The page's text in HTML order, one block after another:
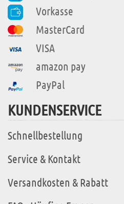
Vorkasse
MasterCard
VISA
amazon pay
PayPal
KUNDENSERVICE
Schnellbestellung
Service & Kontakt
Versandkosten & Rabatt